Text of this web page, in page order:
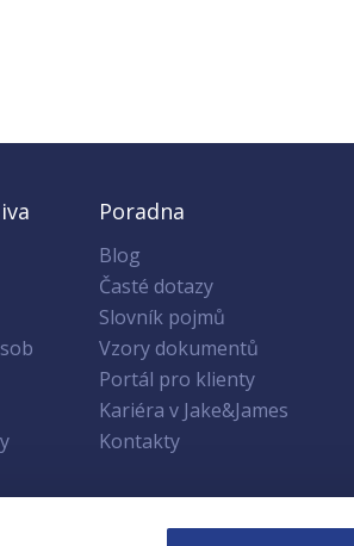
Poradna
Blog
Časté dotazy
Slovník pojmů
Vzory dokumentů
Portál pro klienty
Kariéra v Jake&James
Kontakty